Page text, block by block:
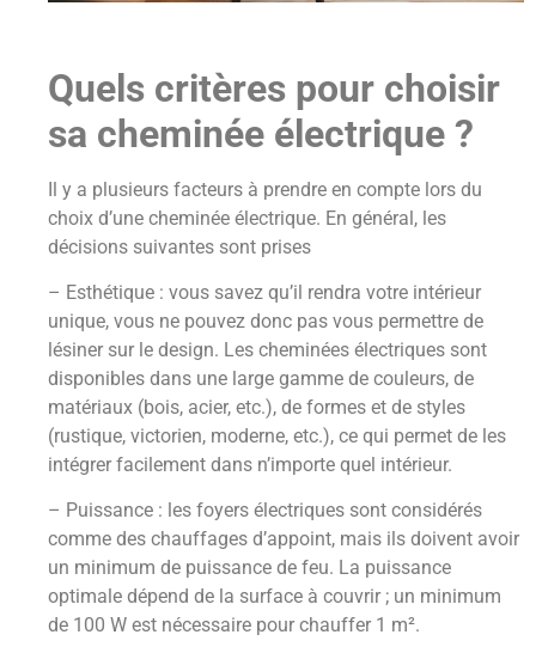
Quels critères pour choisir
sa cheminée électrique ?
Il y a plusieurs facteurs à prendre en compte lors du
choix d’une cheminée électrique. En général, les
décisions suivantes sont prises
– Esthétique : vous savez qu’il rendra votre intérieur
unique, vous ne pouvez donc pas vous permettre de
lésiner sur le design. Les cheminées électriques sont
disponibles dans une large gamme de couleurs, de
matériaux (bois, acier, etc.), de formes et de styles
(rustique, victorien, moderne, etc.), ce qui permet de les
intégrer facilement dans n’importe quel intérieur.
– Puissance : les foyers électriques sont considérés
comme des chauffages d’appoint, mais ils doivent avoir
un minimum de puissance de feu. La puissance
optimale dépend de la surface à couvrir ; un minimum
de 100 W est nécessaire pour chauffer 1 m².